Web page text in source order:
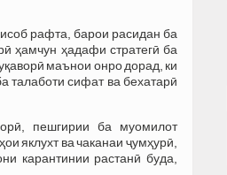
рафта, барои расидан ба
ҳамчун ҳадафи стратегӣ ба
маънои онро дорад, ки
талаботи сифат ва бехатарӣ
пешгирии ба муомилот
яклухт ва чаканаи ҷумҳурӣ,
карантинии растанӣ буда,